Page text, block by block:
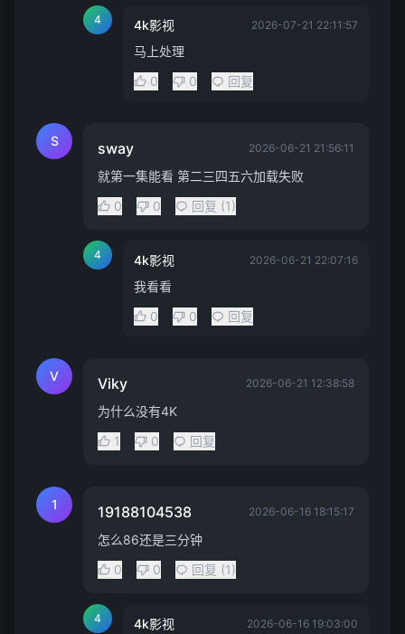
4 4k影视 2026-07-21 22:11:57
马上处理
0
0 回复
S sway 2026-06-21 21:56:11
就第一集能看 第二三四五六加载失败
0
0 回复 (1)
4 4k影视 2026-06-21 22:07:16
我看看
0
0 回复
V Viky 2026-06-21 12:38:58
为什么没有4K
1
0 回复
1 19188104538 2026-06-16 18:15:17
怎么86还是三分钟
0
0 回复 (1)
4 4k影视 2026-06-16 19:03:00